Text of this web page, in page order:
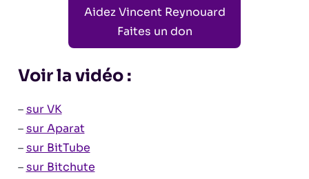
Aidez Vincent Reynouard
Faites un don
Voir la vidéo :
–sur VK
–sur Aparat
–sur BitTube
–sur Bitchute